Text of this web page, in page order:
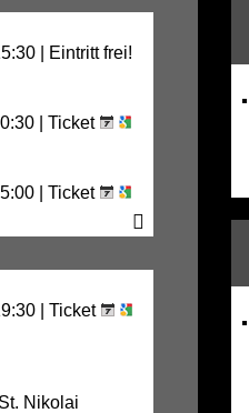
| Eintritt frei!
| Ticket
| Ticket
Cottbus
Hoyerswerda
| Ticket
Nikolai